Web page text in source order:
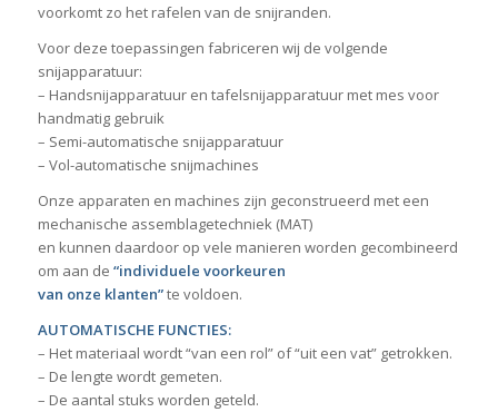
voorkomt zo het rafelen van de snijranden.
Voor deze toepassingen fabriceren wij de volgende
snijapparatuur:
– Handsnijapparatuur en tafelsnijapparatuur met mes voor
handmatig gebruik
– Semi-automatische snijapparatuur
– Vol-automatische snijmachines
Onze apparaten en machines zijn geconstrueerd met een
mechanische assemblagetechniek (MAT)
en kunnen daardoor op vele manieren worden gecombineerd
om aan de “individuele voorkeuren
van onze klanten”te voldoen.
AUTOMATISCHE FUNCTIES:
– Het materiaal wordt “van een rol” of “uit een vat” getrokken.
– De lengte wordt gemeten.
– De aantal stuks worden geteld.